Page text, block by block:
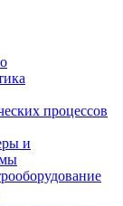
процессов
и